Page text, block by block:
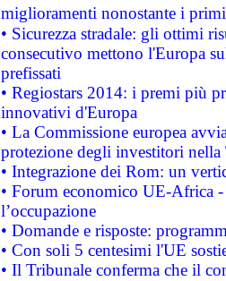
miglioramenti nonostante i
• Sicurezza stradale: gli ottimi
consecutivo mettono l'Europa
prefissati
• Regiostars 2014: i premi più
innovativi d'Europa
• La Commissione europea
protezione degli investitori
• Integrazione dei Rom: un
• Forum economico UE-Africa -
l’occupazione
• Domande e risposte:
• Con soli 5 centesimi l'UE
• Il Tribunale conferma che il